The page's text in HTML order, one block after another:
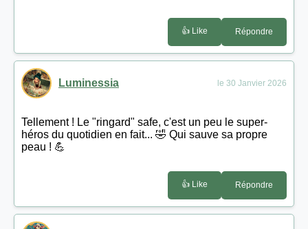
👍 Like Répondre
Luminessia le 30 Janvier 2026
Tellement ! Le "ringard" safe, c'est un peu le super-
héros du quotidien en fait... 🤣 Qui sauve sa propre
peau ! 💪
👍 Like Répondre